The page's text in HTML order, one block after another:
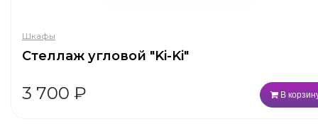
Шкафы
Стеллаж угловой "Ki-Ki"
3 700 ₽ В